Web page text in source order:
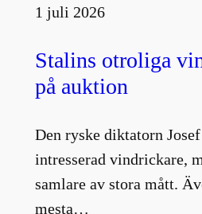
1 juli 2026
Stalins otroliga
på auktion
Den ryske diktatorn
intresserad vindrickare,
samlare av stora mått.
mesta…